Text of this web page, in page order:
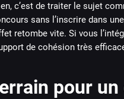
c’est de traiter le sujet
sans l’inscrire dans
retombe vite. Si vous
de cohésion très
pour